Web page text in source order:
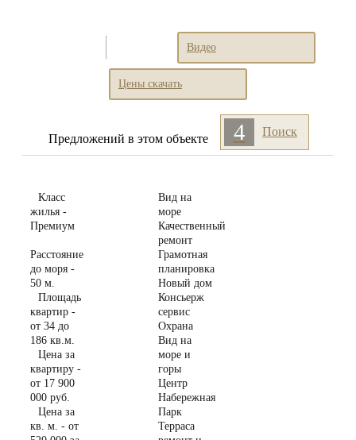
Видео
Цены скачать
Предложений в этом объекте 4 Поиск
Класс
жилья -
Премиум
Расстояние
до моря -
50 м.
Площадь
квартир -
от 34 до
186 кв.м.
Цена за
квартиру -
от 17 900
000 руб.
Цена за
кв. м. - от
Вид на
море
Качественный
ремонт
Грамотная
планировка
Новый дом
Консьерж
сервис
Охрана
Вид на
море и
горы
Центр
Набережная
Парк
Терраса